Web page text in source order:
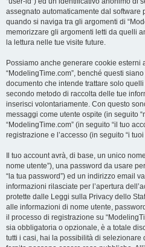
assegnato automaticamente dal software
quando si naviga tra gli argomenti di
memorizzare gli argomenti letti da quelli
la lettura nelle tue visite future.
Possiamo anche generare cookie esterni
“ModelingTime.com”, benché questi
documento che intende trattare solo quelli
secondo metodo di raccolta delle tue
inserisci volontariamente. Con questo
messaggi come utente ospite (in seguito
“ModelingTime.com” (in seguito “il tuo
registrazione e l’accesso (in seguito “i
Il tuo account avrà, di base, un unico
nome utente”), una password da usare
“la tua password”) ed un indirizzo email
informazioni rilasciate per l’apertura
protette dalle Leggi sulla Privacy dello
alle informazioni di nome utente,
il processo di registrazione su
sia obbligatoria o opzionale, è a totale
tutti i casi, hai la possibilità di